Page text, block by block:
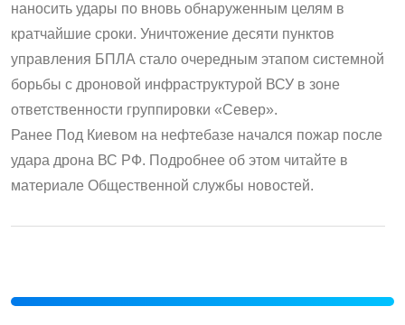
наносить удары по вновь обнаруженным целям в
кратчайшие сроки. Уничтожение десяти пунктов
управления БПЛА стало очередным этапом системной
борьбы с дроновой инфраструктурой ВСУ в зоне
ответственности группировки «Север».
Ранее Под Киевом на нефтебазе начался пожар после
удара дрона ВС РФ. Подробнее об этом читайте в
материале Общественной службы новостей.